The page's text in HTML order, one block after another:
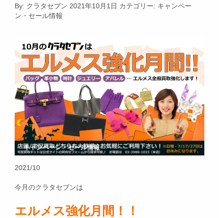
By: クラタセブン 2021年10月1日 カテゴリー: キャンペー
ン・セール情報
キャンペーン・セール情報
2021/10
今月のクラタセブンは
エルメス強化月間！！